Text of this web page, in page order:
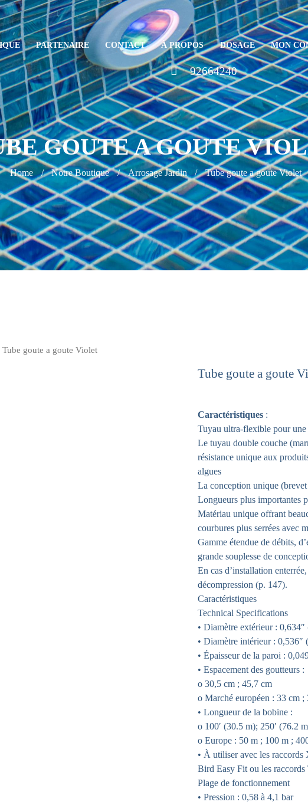
PARTENAIRE CONTACT À PROPOS DOSAGE MON
92664240
GOUTE A GOUTE
Home Notre Boutique Arrosage Jardin Tube goute a goute Violet
Tube goute a goute Violet
Tube goute a goute
Caractéristiques:
Tuyau ultra-flexible pour
Le tuyau double couche
résistance unique aux
algues
La conception unique
Longueurs plus importantes
Matériau unique offrant
courbures plus serrées avec
Gamme étendue de débits,
grande souplesse de
En cas d’installation
décompression (p. 147).
Caractéristiques
Technical Specifications
• Diamètre extérieur :
• Diamètre intérieur : 0,536″
• Épaisseur de la paroi :
• Espacement des goutteurs :
o 30,5 cm ; 45,7 cm
o Marché européen : 33 cm ;
• Longueur de la bobine :
o 100′ (30.5 m); 250′ (76.2
o Europe : 50 m ; 100 m ;
• À utiliser avec les
Bird Easy Fit ou les
Plage de fonctionnement
• Pression : 0,58 à 4,1 bar